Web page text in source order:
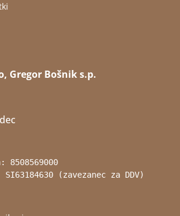
Gregor Bošnik s.p.
(zavezanec za DDV)